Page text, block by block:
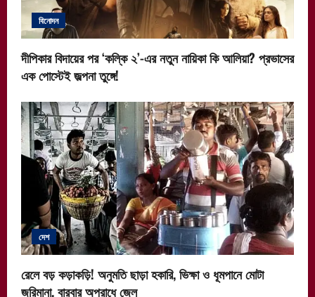
বিনোদন
দীপিকার বিদায়ের পর ‘কল্কি ২’-এর নতুন নায়িকা কি আলিয়া? প্রভাসের
এক পোস্টেই জল্পনা তুঙ্গে!
দেশ
রেলে বড় কড়াকড়ি! অনুমতি ছাড়া হকারি, ভিক্ষা ও ধূমপানে মোটা
জরিমানা, বারবার অপরাধে জেল